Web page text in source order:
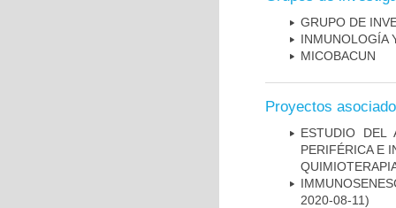
GRUPO DE
INMUNOLOGÍA
MICOBAC­UN
Proyectos
ESTUDIO DEL
PERIFÉRICA E
2020-08-11)